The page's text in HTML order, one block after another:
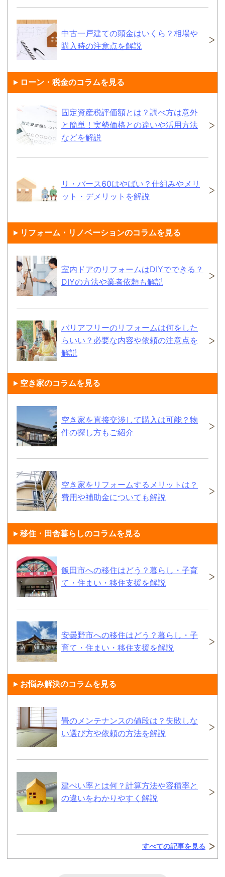
中古一戸建ての頭金はいくら？相場や
購入時の注意点を解説
ローン・税金のコラムを見る
固定資産税評価額とは？調べ方は意外
と簡単！実勢価格との違いや活用方法
などを解説
リ・バース60はやばい？仕組みやメリ
ット・デメリットを解説
リフォーム・リノベーションのコラムを見る
室内ドアのリフォームはDIYでできる？
DIYの方法や業者依頼も解説
バリアフリーのリフォームは何をした
らいい？必要な内容や依頼の注意点を
解説
空き家のコラムを見る
空き家を直接交渉して購入は可能？物
件の探し方もご紹介
空き家をリフォームするメリットは？
費用や補助金についても解説
移住・田舎暮らしのコラムを見る
飯田市への移住はどう？暮らし・子育
て・住まい・移住支援を解説
安曇野市への移住はどう？暮らし・子
育て・住まい・移住支援を解説
お悩み解決のコラムを見る
畳のメンテナンスの値段は？失敗しな
い選び方や依頼の方法を解説
建ぺい率とは何？計算方法や容積率と
の違いをわかりやすく解説
すべての記事を見る